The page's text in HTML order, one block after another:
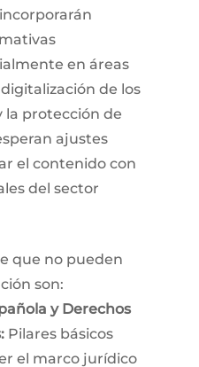
en áreas
de los
la protección de
ajustes
el contenido con
del sector
que no pueden
son:
y Derechos
Pilares básicos
el marco jurídico